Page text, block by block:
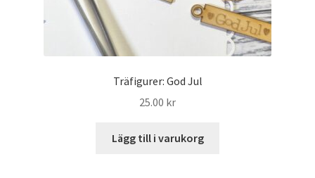
Träfigurer: God Jul
25.00 kr
Lägg till i varukorg